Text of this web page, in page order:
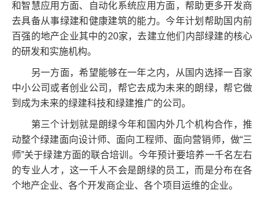
和智慧应用方面、自动化系统应用方面，帮助更多开发商
去具备从事绿建和健康建筑的能力。今年计划帮助国内前
百强的地产企业其中的20家，去建立他们内部绿建的核心
的研发和实施机构。
另一方面，希望能够在一年之内，从国内选择一百家
中小公司或者创业公司，帮它去成为未来的朗绿，帮它做
到成为未来的绿建科技和绿建推广的公司。
第三个计划就是朗绿今年和国内外几个机构合作，推
动整个绿建面向设计师、面向工程师、面向营销师，做“三
师”关于绿建方面的联合培训。今年预计要培养一千名左右
的专业人才，这一千人不会是朗绿的员工，而是分布在各
个地产企业、各个开发商企业、各个项目运维的企业。